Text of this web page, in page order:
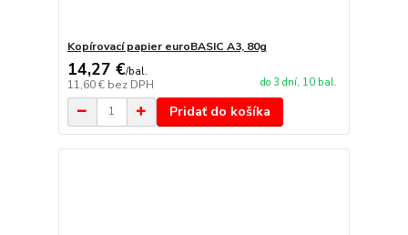
Kopírovací papier euroBASIC A3, 80g
14,27 €/bal.
11,60 € bez DPH do 3 dní, 10 bal.
Pridať do košíka